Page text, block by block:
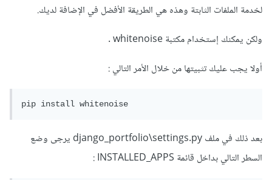
لخدمة الملفات الثابتة وهذه هي الطريقة الأفضل في الإضافة لديك.
ولكن يمكنك إستخدام مكتبة whitenoise .
أولا يجب عليك تثبيتها من خلال الأمر التالي
بعد ذلك في ملف django_portfolio\settings.py يرجى وضع
السطر التالي بداخل قائمة INSTALLED_APPS :